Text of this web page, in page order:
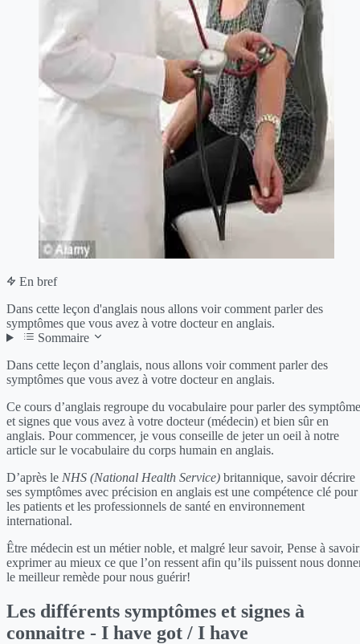
En bref
Dans cette leçon d'anglais nous allons voir comment parler des
symptômes que vous avez à votre docteur en anglais.
Sommaire
Dans cette leçon d’anglais, nous allons voir comment parler des
symptômes que vous avez à votre docteur en anglais.
Ce cours d’anglais regroupe du vocabulaire pour parler des
et signes que vous avez à votre docteur (médecin) et bien sûr en
anglais. Pour commencer, je vous conseille de jeter un oeil à notre
article sur le vocabulaire du corps humain en anglais.
D’après le NHS (National Health Service) britannique, savoir décrire
ses symptômes avec précision en anglais est une compétence clé pour
les patients et les professionnels de santé en environnement
international.
Être médecin est un métier noble, et malgré leur savoir, Pense à savoir
exprimer au mieux ce que l’on ressent afin qu’ils puissent nous
le meilleur remède pour nous guérir!
Les différents symptômes et signes à
connaitre - I have got / I have